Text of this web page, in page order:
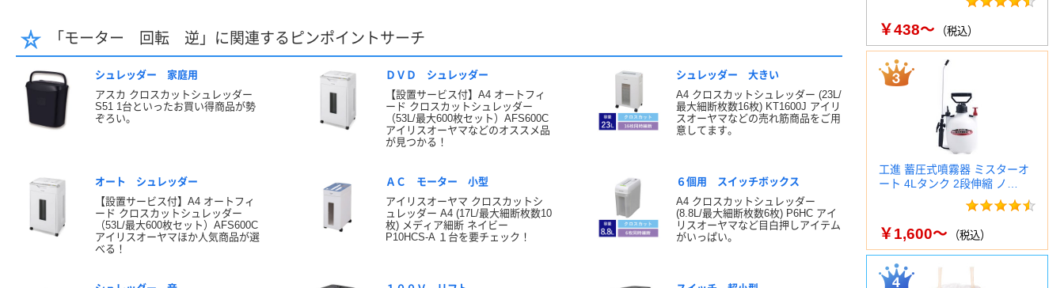
「モーター 回転 逆」に関連するピンポイントサーチ
シュレッダー 家庭用
アスカ クロスカットシュレッダー
S51 1台といったお買い得商品が勢
ぞろい。
ＤＶＤ シュレッダー
【設置サービス付】A4 オートフィ
ード クロスカットシュレッダー
（53L/最大600枚セット）AFS600C
アイリスオーヤマなどのオススメ品
が見つかる！
シュレッダー 大きい
A4 クロスカットシュレッダー (23L/
最大細断枚数16枚) KT1600J アイリ
スオーヤマなどの売れ筋商品をご用
意してます。
オート シュレッダー
【設置サービス付】A4 オートフィ
ード クロスカットシュレッダー
（53L/最大600枚セット）AFS600C
アイリスオーヤマほか人気商品が選
べる！
ＡＣ モーター 小型
アイリスオーヤマ クロスカットシ
ュレッダー A4 (17L/最大細断枚数10
枚) メディア細断 ネイビー
P10HCS-A １台を要チェック！
６個用 スイッチボックス
A4 クロスカットシュレッダー
(8.8L/最大細断枚数6枚) P6HC アイ
リスオーヤマなど目白押しアイテム
がいっぱい。
￥438～ （税込）
工進 蓄圧式噴霧器 ミスターオ
ート 4Lタンク 2段伸縮 ノ…
￥1,600～ （税込）